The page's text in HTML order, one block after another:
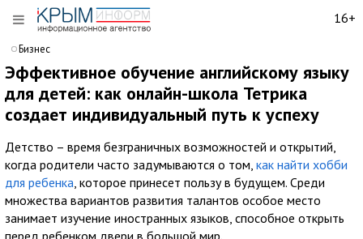
16+
Бизнес
Эффективное обучение английскому языку
для детей: как онлайн-школа Тетрика
создает индивидуальный путь к успеху
Детство – время безграничных возможностей и открытий,
когда родители часто задумываются о том, как найти хобби
для ребенка, которое принесет пользу в будущем. Среди
множества вариантов развития талантов особое место
занимает изучение иностранных языков, способное открыть
перед ребенком двери в большой мир.